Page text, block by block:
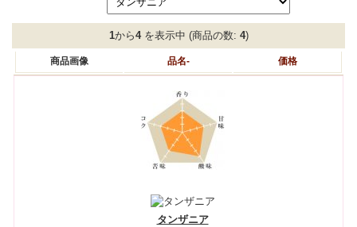
1から4を表示中 (商品の数: 4)
商品画像 品名- 価格
タンザニア